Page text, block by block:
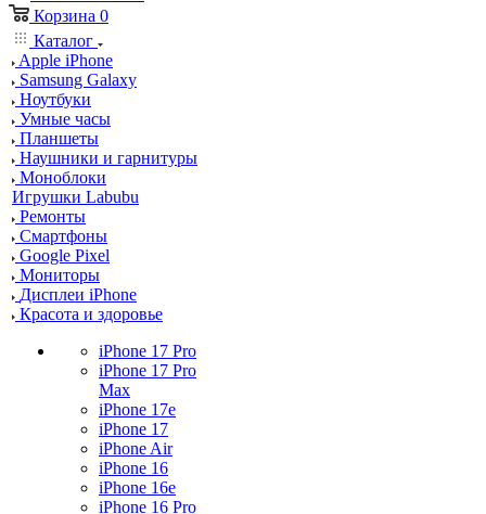
Корзина 0
Каталог
Apple iPhone
Samsung Galaxy
Ноутбуки
Умные часы
Планшеты
Наушники и гарнитуры
Моноблоки
Игрушки Labubu
Ремонты
Смартфоны
Google Pixel
Мониторы
Дисплеи iPhone
Красота и здоровье
iPhone 17 Pro
iPhone 17 Pro
Max
iPhone 17e
iPhone 17
iPhone Air
iPhone 16
iPhone 16e
iPhone 16 Pro